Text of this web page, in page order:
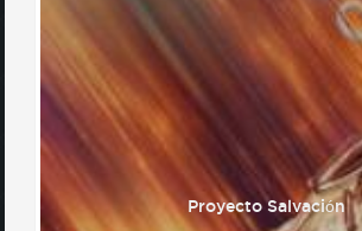
Proyecto Salvación